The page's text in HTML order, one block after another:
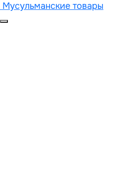
Мусульманские товары